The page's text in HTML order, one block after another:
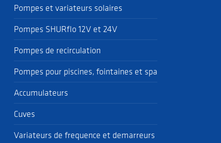
Pompes et variateurs solaires
Pompes SHURflo 12V et 24V
Pompes de recirculation
Pompes pour piscines, fointaines et spa
Accumulateurs
Cuves
Variateurs de frequence et demarreurs